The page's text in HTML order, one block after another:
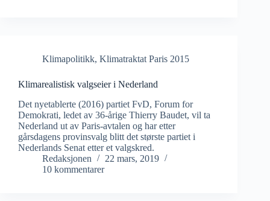
Klimapolitikk, Klimatraktat Paris 2015
Klimarealistisk valgseier i Nederland
Det nyetablerte (2016) partiet FvD, Forum for
Demokrati, ledet av 36-årige Thierry Baudet, vil ta
Nederland ut av Paris-avtalen og har etter
gårsdagens provinsvalg blitt det største partiet i
Nederlands Senat etter et valgskred.
Redaksjonen
22 mars, 2019
10 kommentarer